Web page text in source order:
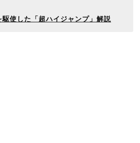
使した「超ハイジャンプ」解説